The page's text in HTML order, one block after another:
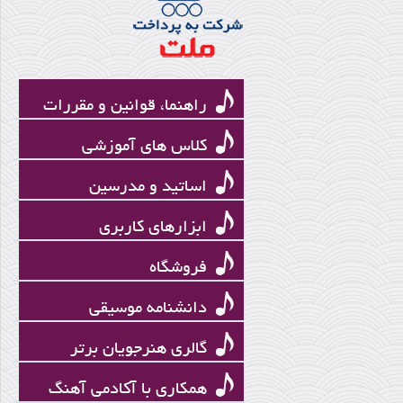
راهنما، قوانین و مقررات
کلاس های آموزشی
اساتید و مدرسین
ابزارهای کاربری
فروشگاه
دانشنامه موسیقی
گالری هنرجویان برتر
همکاری با آکادمی آهنگ
کمانچه
رحیم معینی